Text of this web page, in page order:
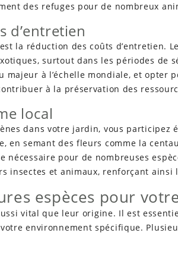
des refuges pour de nombreux
d’entretien
la réduction des coûts d’entretien.
surtout dans les périodes de
majeur à l’échelle mondiale, et opter
à la préservation des
local
dans votre jardin, vous participez
en semant des fleurs comme la
pour de nombreuses
insectes et animaux, renforçant ainsi
espèces pour
vital que leur origine. Il est
environnement spécifique.